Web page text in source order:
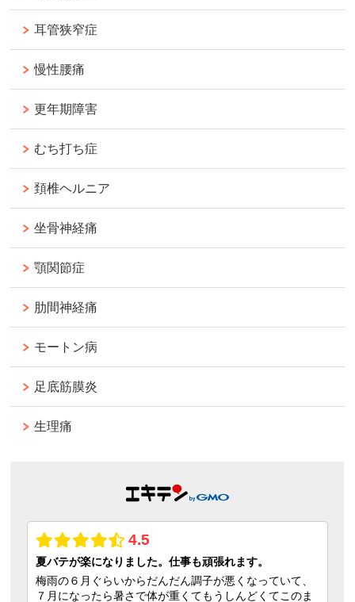
耳管狭窄症
慢性腰痛
更年期障害
むち打ち症
頚椎ヘルニア
坐骨神経痛
顎関節症
肋間神経痛
モートン病
足底筋膜炎
生理痛